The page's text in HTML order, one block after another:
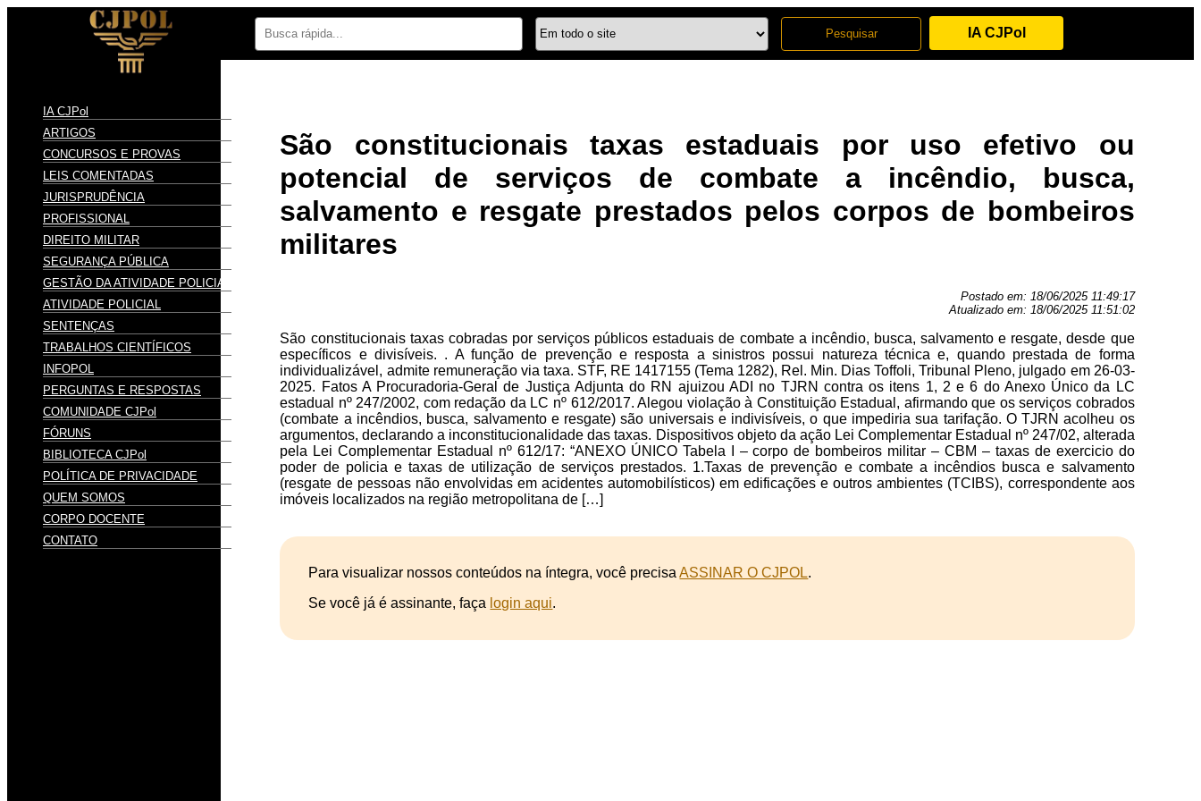
IA CJPol
IA CJPol
ARTIGOS
CONCURSOS E PROVAS
LEIS COMENTADAS
JURISPRUDÊNCIA
PROFISSIONAL
DIREITO MILITAR
SEGURANÇA PÚBLICA
GESTÃO DA ATIVIDADE POLICIAL
ATIVIDADE POLICIAL
SENTENÇAS
TRABALHOS CIENTÍFICOS
INFOPOL
PERGUNTAS E RESPOSTAS
COMUNIDADE CJPol
FÓRUNS
BIBLIOTECA CJPol
POLÍTICA DE PRIVACIDADE
QUEM SOMOS
CORPO DOCENTE
CONTATO
São constitucionais taxas estaduais por uso efetivo ou
potencial de serviços de combate a incêndio, busca,
salvamento e resgate prestados pelos corpos de bombeiros
militares
Postado em: 18/06/2025 11:49:17
Atualizado em: 18/06/2025 11:51:02
São constitucionais taxas cobradas por serviços públicos estaduais de combate a incêndio, busca, salvamento e resgate, desde que
específicos e divisíveis. . A função de prevenção e resposta a sinistros possui natureza técnica e, quando prestada de forma
individualizável, admite remuneração via taxa. STF, RE 1417155 (Tema 1282), Rel. Min. Dias Toffoli, Tribunal Pleno, julgado em 26-03-
2025. Fatos A Procuradoria-Geral de Justiça Adjunta do RN ajuizou ADI no TJRN contra os itens 1, 2 e 6 do Anexo Único da LC
estadual nº 247/2002, com redação da LC nº 612/2017. Alegou violação à Constituição Estadual, afirmando que os serviços cobrados
(combate a incêndios, busca, salvamento e resgate) são universais e indivisíveis, o que impediria sua tarifação. O TJRN acolheu os
argumentos, declarando a inconstitucionalidade das taxas. Dispositivos objeto da ação Lei Complementar Estadual nº 247/02, alterada
pela Lei Complementar Estadual nº 612/17: “ANEXO ÚNICO Tabela I – corpo de bombeiros militar – CBM – taxas de exercicio do
poder de policia e taxas de utilização de serviços prestados. 1.Taxas de prevenção e combate a incêndios busca e salvamento
(resgate de pessoas não envolvidas em acidentes automobilísticos) em edificações e outros ambientes (TCIBS), correspondente aos
imóveis localizados na região metropolitana de […]
Para visualizar nossos conteúdos na íntegra, você precisaASSINAR O CJPOL.
Se você já é assinante, faça login aqui.